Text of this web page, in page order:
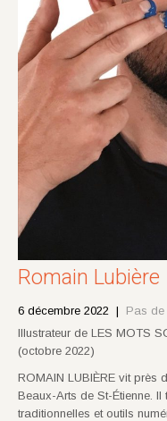
Romain Lubière
6 décembre 2022 | Pas de
Illustrateur de LES MOTS
(octobre 2022)
ROMAIN LUBIÈRE vit près
Beaux-Arts de St-Étienne.
traditionnelles et outils